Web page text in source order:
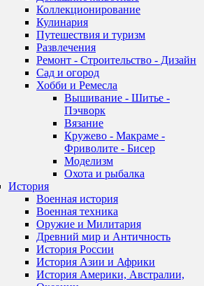
Коллекционирование
Кулинария
Путешествия и туризм
Развлечения
Ремонт - Строительство - Дизайн
Сад и огород
Хобби и Ремесла
Вышивание - Шитье -
Пэчворк
Вязание
Кружево - Макраме -
Фриволите - Бисер
Моделизм
Охота и рыбалка
История
Военная история
Военная техника
Оружие и Милитария
Древний мир и Античность
История России
История Азии и Африки
История Америки, Австралии,